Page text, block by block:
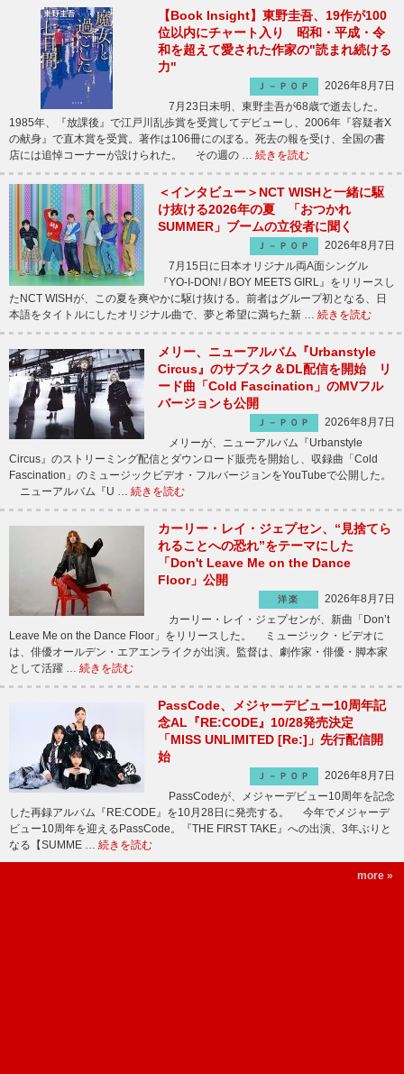
【Book Insight】東野圭吾、19作が100
位以内にチャート入り 昭和・平成・令
和を超えて愛された作家の"読まれ続ける
力"
Ｊ－ＰＯＰ
2026年8月7日
7月23日未明、東野圭吾が68歳で逝去した。
1985年、『放課後』で江戸川乱歩賞を受賞してデビューし、2006年『容疑者X
の献身』で直木賞を受賞。著作は106冊にのぼる。死去の報を受け、全国の書
店には追悼コーナーが設けられた。 その週の … 続きを読む
＜インタビュー＞NCT WISHと一緒に駆
け抜ける2026年の夏 「おつかれ
SUMMER」ブームの立役者に聞く
Ｊ－ＰＯＰ
2026年8月7日
7月15日に日本オリジナル両A面シングル
『YO-I-DON! / BOY MEETS GIRL』をリリースし
たNCT WISHが、この夏を爽やかに駆け抜ける。前者はグループ初となる、日
本語をタイトルにしたオリジナル曲で、夢と希望に満ちた新 … 続きを読む
メリー、ニューアルバム『Urbanstyle
Circus』のサブスク＆DL配信を開始 リ
ード曲「Cold Fascination」のMVフル
バージョンも公開
Ｊ－ＰＯＰ
2026年8月7日
メリーが、ニューアルバム『Urbanstyle
Circus』のストリーミング配信とダウンロード販売を開始し、収録曲「Cold
Fascination」のミュージックビデオ・フルバージョンをYouTubeで公開した。
ニューアルバム『U … 続きを読む
カーリー・レイ・ジェプセン、“見捨てら
れることへの恐れ”をテーマにした
「Don't Leave Me on the Dance
Floor」公開
洋楽
2026年8月7日
カーリー・レイ・ジェプセンが、新曲「Don’t
Leave Me on the Dance Floor」をリリースした。 ミュージック・ビデオに
は、俳優オールデン・エアエンライクが出演。監督は、劇作家・俳優・脚本家
として活躍 … 続きを読む
PassCode、メジャーデビュー10周年記
念AL『RE:CODE』10/28発売決定
「MISS UNLIMITED [Re:]」先行配信開
始
Ｊ－ＰＯＰ
2026年8月7日
PassCodeが、メジャーデビュー10周年を記念
した再録アルバム『RE:CODE』を10月28日に発売する。 今年でメジャーデ
ビュー10周年を迎えるPassCode。『THE FIRST TAKE』への出演、3年ぶりと
なる【SUMME … 続きを読む
more »